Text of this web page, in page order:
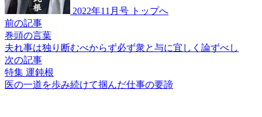
2022年11月号 トップへ
前の記事
巻頭の言葉
夫れ事は独り断むべからず必ず衆と与に宜しく論ずべし
次の記事
特集 運鈍根
医の一道を歩み続けて掴んだ仕事の要諦